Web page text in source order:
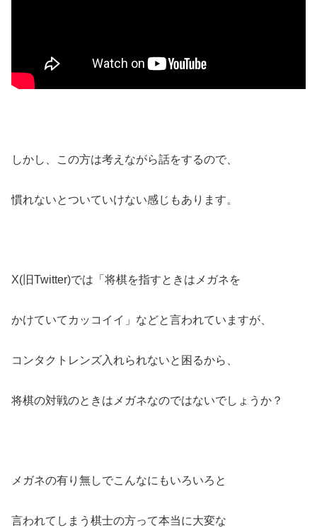
しかし、この方は考えながら話をするので、
慣れないとついていけない感じもあります。
X(旧Twitter)では「将棋を指すときはメガネを
かけていてカッコイイ」などと言われていますが、
コンタクトレンズ入れられないと困るから、
将棋の対戦のときはメガネなのではないでしょうか？
メガネの有り無しでこんなにもいろいろと
言われてしまう棋士の方って本当に大変な